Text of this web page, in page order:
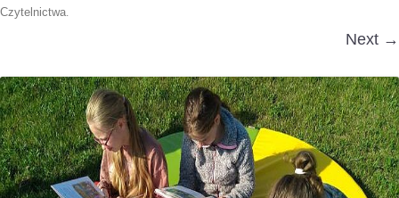
Czytelnictwa.
Next →